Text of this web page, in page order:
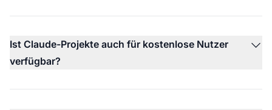
Ist Claude-Projekte auch für kostenlose Nutzer
verfügbar?